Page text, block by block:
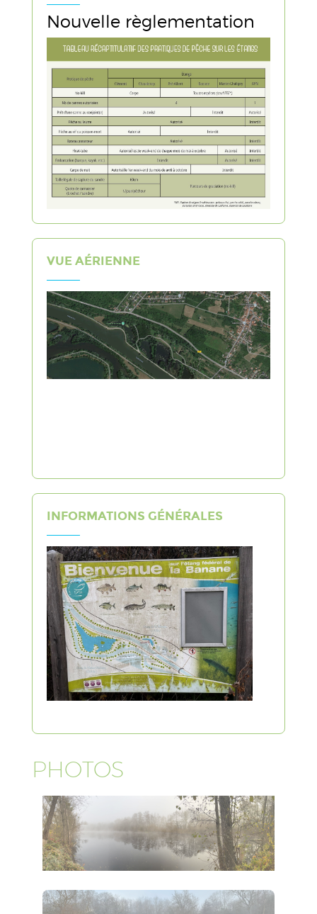
Nouvelle règlementation
VUE AÉRIENNE
INFORMATIONS GÉNÉRALES
PHOTOS